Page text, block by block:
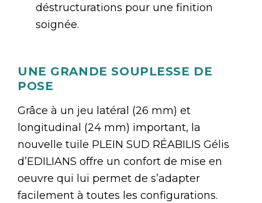
déstructurations pour une finition
soignée.
UNE GRANDE SOUPLESSE DE
POSE
Grâce à un jeu latéral (26 mm) et
longitudinal (24 mm) important, la
nouvelle tuile PLEIN SUD RÉABILIS Gélis
d’EDILIANS offre un confort de mise en
oeuvre qui lui permet de s’adapter
facilement à toutes les configurations.